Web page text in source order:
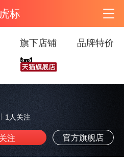
虎标
旗下店铺 品牌特价
1 人关注
官方旗舰店